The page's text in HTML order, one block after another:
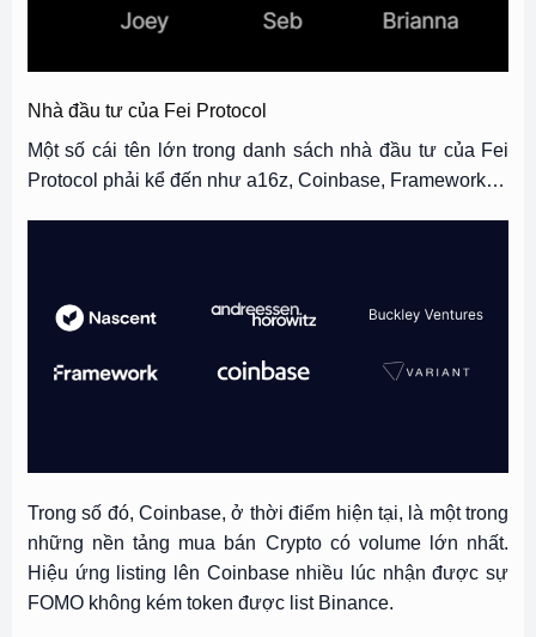
Nhà đầu tư của Fei Protocol
Một số cái tên lớn trong danh sách nhà đầu tư của Fei
Protocol phải kể đến như a16z, Coinbase, Framework…
Trong số đó, Coinbase, ở thời điểm hiện tại, là một trong
những nền tảng mua bán Crypto có volume lớn nhất.
Hiệu ứng listing lên Coinbase nhiều lúc nhận được sự
FOMO không kém token được list Binance.